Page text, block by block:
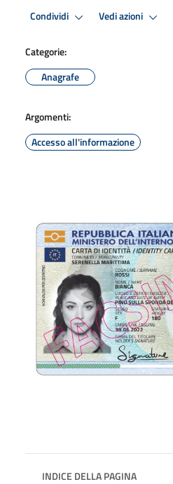
Condividi Vedi azioni
Categorie:
Anagrafe
Argomenti:
Accesso all'informazione
INDICE DELLA PAGINA